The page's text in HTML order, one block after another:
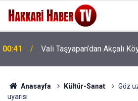
Vali Taşyapan’dan Akçalı
00:37 Vali Taşyapan Akbulut
Anasayfa Kültür-Sanat
Göz
uyarısı